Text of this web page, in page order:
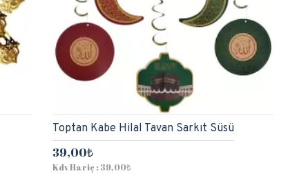
Toptan Kabe Hilal Tavan Sarkıt Süsü
39,00₺
Kdv Hariç : 39,00₺